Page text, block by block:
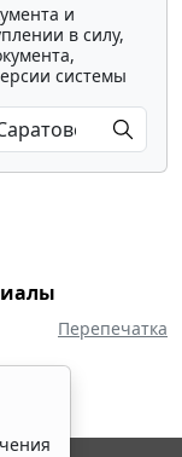
и
в силу,
системы
Перепечатка